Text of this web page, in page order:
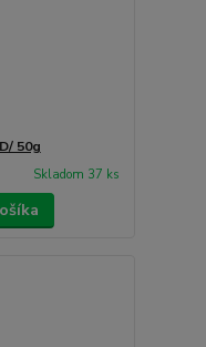
50g
Skladom 37 ks